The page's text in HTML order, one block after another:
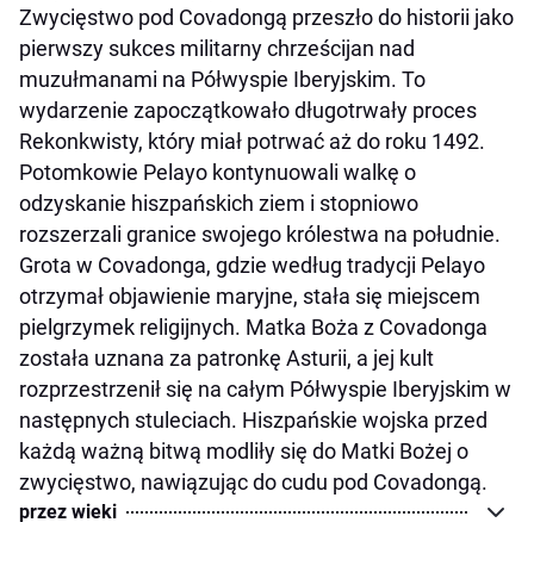
Zwycięstwo pod Covadongą przeszło do historii jako
pierwszy sukces militarny chrześcijan nad
muzułmanami na Półwyspie Iberyjskim. To
wydarzenie zapoczątkowało długotrwały proces
Rekonkwisty, który miał potrwać aż do roku 1492.
Potomkowie Pelayo kontynuowali walkę o
odzyskanie hiszpańskich ziem i stopniowo
rozszerzali granice swojego królestwa na południe.
Grota w Covadonga, gdzie według tradycji Pelayo
otrzymał objawienie maryjne, stała się miejscem
pielgrzymek religijnych. Matka Boża z Covadonga
została uznana za patronkę Asturii, a jej kult
rozprzestrzenił się na całym Półwyspie Iberyjskim w
następnych stuleciach. Hiszpańskie wojska przed
każdą ważną bitwą modliły się do Matki Bożej o
zwycięstwo, nawiązując do cudu pod Covadongą.
przez wieki